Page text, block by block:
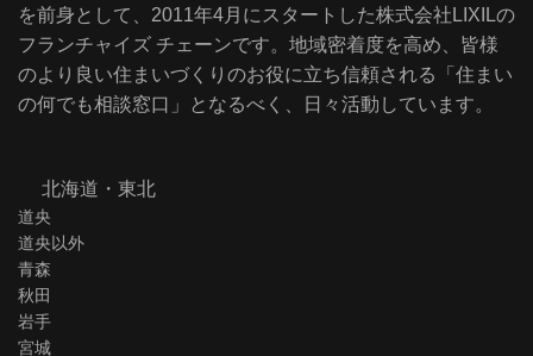
を前身として、2011年4月にスタートした株式会社LIXILの
フランチャイズ チェーンです。地域密着度を高め、皆様
のより良い住まいづくりのお役に立ち信頼される「住まい
の何でも相談窓口」となるべく、日々活動しています。
北海道・東北
道央
道央以外
青森
秋田
岩手
宮城